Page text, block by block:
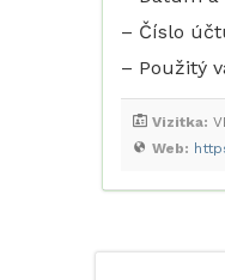
– Číslo
– Použitý
Web:
Vizitka: